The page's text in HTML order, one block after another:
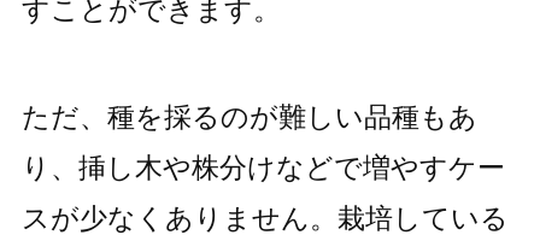
すことができます。
ただ、種を採るのが難しい品種もあ
り、挿し木や株分けなどで増やすケー
スが少なくありません。栽培している